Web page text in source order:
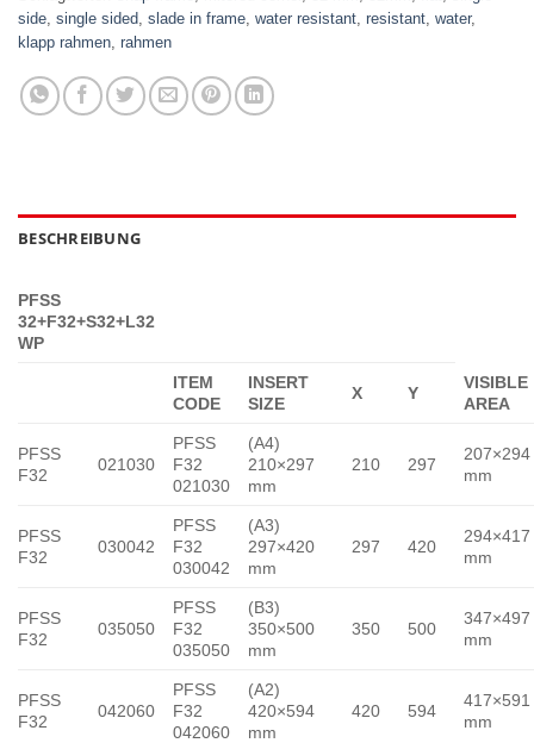
side single sided slade in frame water resistant resistant water,
klapp rahmen rahmen
BESCHREIBUNG
PFSS
32+F32+S32+L32
WP
ITEM
CODE
INSERT
SIZE
X Y
VISIBLE
AREA
PFSS
F32
021030
PFSS
F32
021030
(A4)
210×297
mm
210 297
207×294
mm
PFSS
F32
030042
PFSS
F32
030042
(A3)
297×420
mm
297 420
294×417
mm
PFSS
F32
035050
PFSS
F32
035050
(B3)
350×500
mm
350 500
347×497
mm
PFSS
F32
042060
PFSS
F32
042060
(A2)
420×594
mm
420 594
417×591
mm